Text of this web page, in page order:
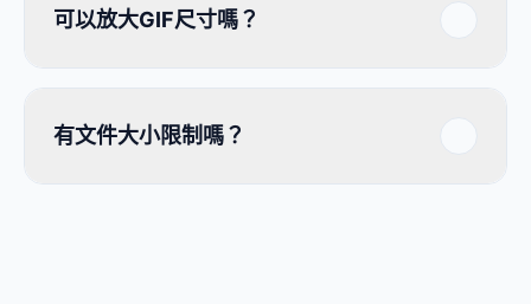
可以放大GIF尺寸嗎？
有文件大小限制嗎？